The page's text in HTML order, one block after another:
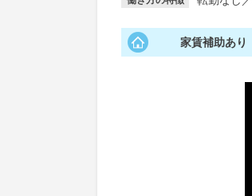
家賃補助あり